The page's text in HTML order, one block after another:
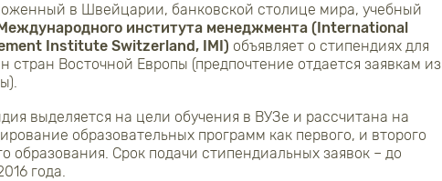
в Швейцарии, банковской столице мира, учебный
института менеджмента (International
Institute Switzerland, IMI) объявляет о стипендиях для
стран Восточной Европы (предпочтение отдается заявкам из
выделяется на цели обучения в ВУЗе и рассчитана на
образовательных программ как первого, и второго
образования. Срок подачи стипендиальных заявок – до
года.